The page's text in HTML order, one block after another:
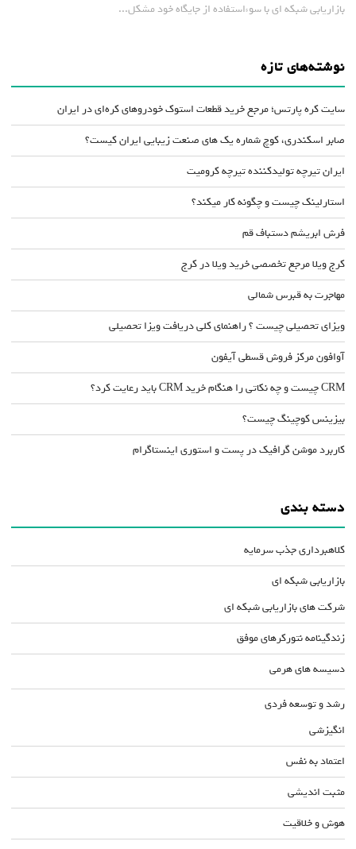
بازاریابی شبکه ای با سوءاستفاده از جایگاه خود مشکل...
نوشته‌های تازه
سایت کره پارتس؛ مرجع خرید قطعات استوک خودروهای کره‌ای در ایران
صابر اسکندری، کوچ شماره یک های صنعت زیبایی ایران کیست؟
ایران تیرچه تولیدکننده تیرچه کرومیت
استارلینک چیست و چگونه کار میکند؟
فرش ابریشم دستباف قم
کرج ویلا مرجع تخصصی خرید ویلا در کرج
مهاجرت به قبرس شمالی
ویزای تحصیلی چیست ؟ راهنمای کلی دریافت ویزا تحصیلی
آوافون مرکز فروش قسطی آیفون
CRM چیست و چه نکاتی را هنگام خرید CRM باید رعایت کرد؟
بیزینس کوچینگ چیست؟
کاربرد موشن گرافیک در پست و استوری اینستاگرام
دسته بندی
کلاهبرداری جذب سرمایه
بازاریابی شبکه ای
شرکت های بازاریابی شبکه ای
زندگینامه نتورکرهای موفق
دسیسه های هرمی
رشد و توسعه فردی
انگیزشی
اعتماد به نفس
مثبت اندیشی
هوش و خلاقیت